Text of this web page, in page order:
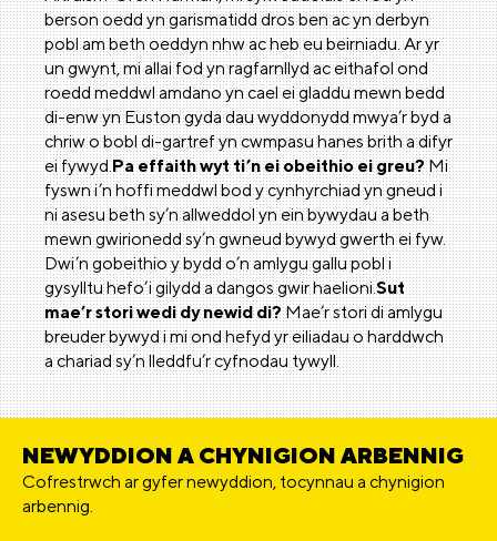
berson oedd yn garismatidd dros ben ac yn derbyn
pobl am beth oeddyn nhw ac heb eu beirniadu. Ar yr
un gwynt, mi allai fod yn ragfarnllyd ac eithafol ond
roedd meddwl amdano yn cael ei gladdu mewn bedd
di-enw yn Euston gyda dau wyddonydd mwya’r byd a
chriw o bobl di-gartref yn cwmpasu hanes brith a difyr
ei fywyd.Pa effaith wyt ti’n ei obeithio ei greu?Mi
fyswn i’n hoffi meddwl bod y cynhyrchiad yn gneud i
ni asesu beth sy’n allweddol yn ein bywydau a beth
mewn gwirionedd sy’n gwneud bywyd gwerth ei fyw.
Dwi’n gobeithio y bydd o’n amlygu gallu pobl i
gysylltu hefo’i gilydd a dangos gwir haelioni.Sut
mae’r stori wedi dy newid di?Mae’r stori di amlygu
breuder bywyd i mi ond hefyd yr eiliadau o harddwch
a chariad sy’n lleddfu’r cyfnodau tywyll.
NEWYDDION A CHYNIGION ARBENNIG
Cofrestrwch ar gyfer newyddion, tocynnau a chynigion
arbennig.